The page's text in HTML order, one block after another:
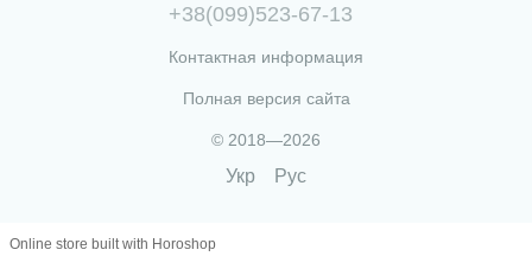
+38(099)523-67-13
Контактная информация
Полная версия сайта
© 2018—2026
Укр Рус
Online store built with Horoshop